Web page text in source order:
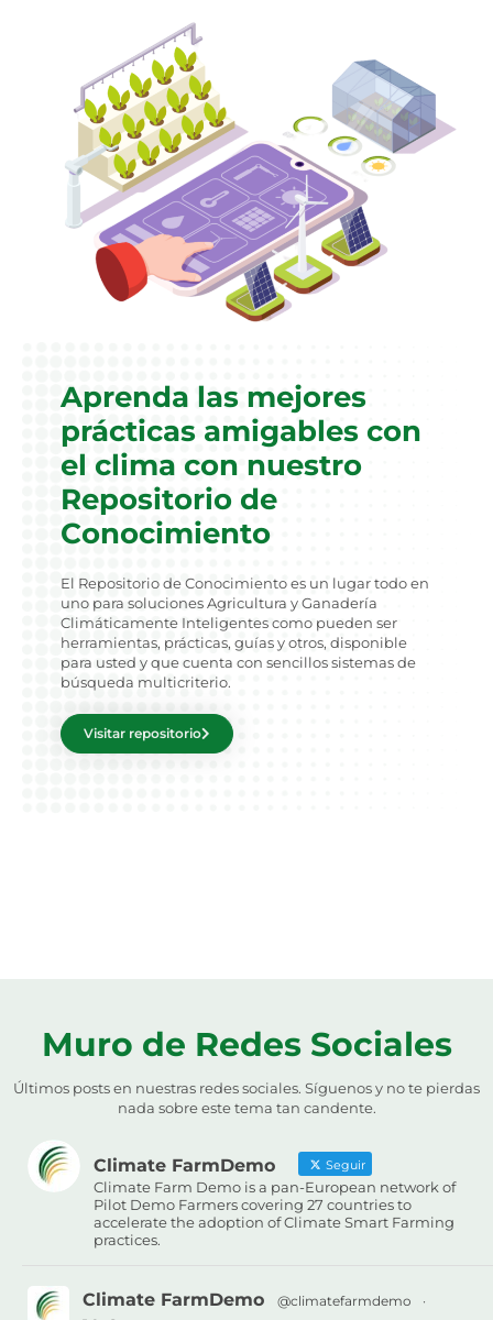
Aprenda las mejores
prácticas amigables con
el clima con nuestro
Repositorio de
Conocimiento
El Repositorio de Conocimiento es un lugar todo en
uno para soluciones Agricultura y Ganadería
Climáticamente Inteligentes como pueden ser
herramientas, prácticas, guías y otros, disponible
para usted y que cuenta con sencillos sistemas de
búsqueda multicriterio.
Visitar repositorio
Muro de Redes Sociales
Últimos posts en nuestras redes sociales. Síguenos y no te pierdas
nada sobre este tema tan candente.
Climate FarmDemo Seguir
Climate Farm Demo is a pan-European network of
Pilot Demo Farmers covering 27 countries to
accelerate the adoption of Climate Smart Farming
practices.
Climate FarmDemo @climatefarmdemo ·